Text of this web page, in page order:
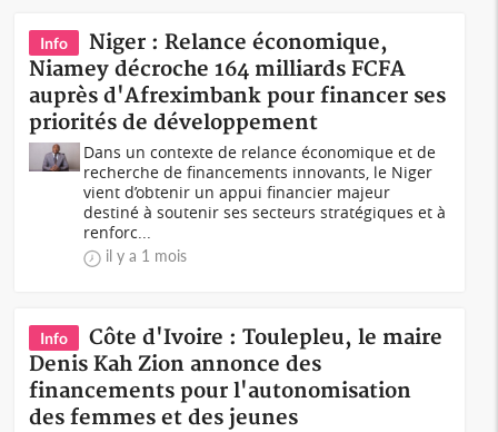
Info
Niger : Relance économique,
Niamey décroche 164 milliards FCFA
auprès d'Afreximbank pour financer ses
priorités de développement
Dans un contexte de relance économique et de
recherche de financements innovants, le Niger
vient d’obtenir un appui financier majeur
destiné à soutenir ses secteurs stratégiques et à
renforc...
il y a 1 mois
Info
Côte d'Ivoire : Toulepleu, le maire
Denis Kah Zion annonce des
financements pour l'autonomisation
des femmes et des jeunes